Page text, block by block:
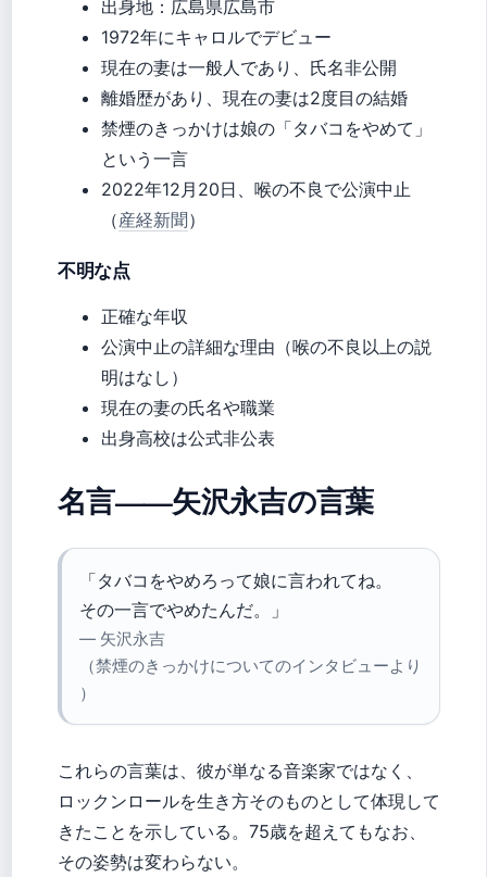
出身地：広島県広島市
1972年にキャロルでデビュー
現在の妻は一般人であり、氏名非公開
離婚歴があり、現在の妻は2度目の結婚
禁煙のきっかけは娘の「タバコをやめて」
という一言
2022年12月20日、喉の不良で公演中止
（産経新聞）
不明な点
正確な年収
公演中止の詳細な理由（喉の不良以上の説
明はなし）
現在の妻の氏名や職業
出身高校は公式非公表
名言——矢沢永吉の言葉
「タバコをやめろって娘に言われてね。
その一言でやめたんだ。」
— 矢沢永吉
（禁煙のきっかけについてのインタビューより
）
これらの言葉は、彼が単なる音楽家ではなく、
ロックンロールを生き方そのものとして体現して
きたことを示している。75歳を超えてもなお、
その姿勢は変わらない。